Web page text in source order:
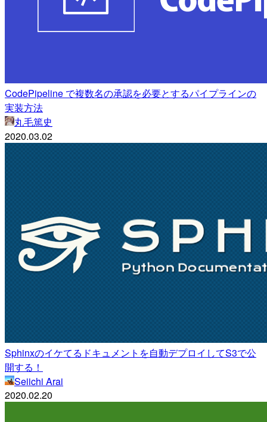
CodePipeline で複数名の承認を必要とするパイプラインの
実装方法
丸毛篤史
2020.03.02
Sphinxのイケてるドキュメントを自動デプロイしてS3で公
開する！
Seiichi Arai
2020.02.20